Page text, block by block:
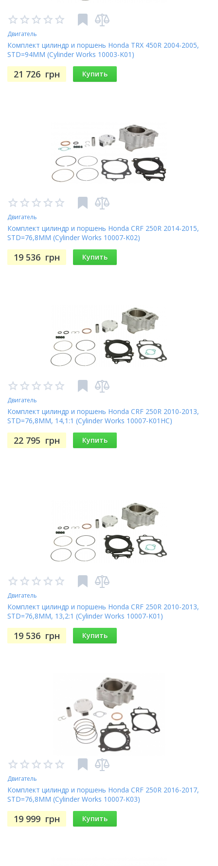
Двигатель
Комплект цилиндр и поршень Honda TRX 450R 2004-2005,
STD=94MM (Cylinder Works 10003-K01)
21 726 грн Купить
Двигатель
Комплект цилиндр и поршень Honda CRF 250R 2014-2015,
STD=76,8MM (Cylinder Works 10007-K02)
19 536 грн Купить
Двигатель
Комплект цилиндр и поршень Honda CRF 250R 2010-2013,
STD=76,8MM, 14,1:1 (Cylinder Works 10007-K01HC)
22 795 грн Купить
Двигатель
Комплект цилиндр и поршень Honda CRF 250R 2010-2013,
STD=76,8MM, 13,2:1 (Cylinder Works 10007-K01)
19 536 грн Купить
Двигатель
Комплект цилиндр и поршень Honda CRF 250R 2016-2017,
STD=76,8MM (Cylinder Works 10007-K03)
19 999 грн Купить